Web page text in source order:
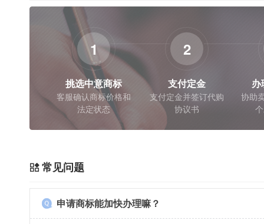
1
挑选中意商标
客服确认商标价格和
法定状态
2
支付定金
支付定金并签订代购
协议书
办
协助
常见问题
申请商标能加快办理嘛？